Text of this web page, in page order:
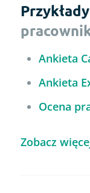
Ankieta
Ankieta
Ocena
Zobacz